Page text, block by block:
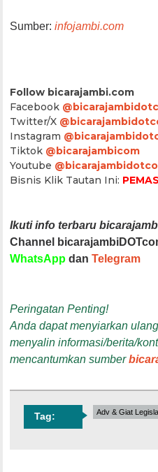
Sumber:infojambi.com
Follow bicarajambi.com
Facebook
Twitter/X
Instagram
Tiktok @bicarajambicom
Youtube
Bisnis Klik Tautan Ini:
Ikuti info terbaru
Channel
WhatsApp danTelegram
Peringatan Penting!
Anda dapat menyiarkan
menyalin informasi/berita/
mencantumkan sumber
Tag: Adv & Giat